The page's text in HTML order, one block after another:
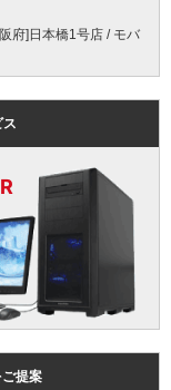
府]日本橋1号店 / モバ
提案